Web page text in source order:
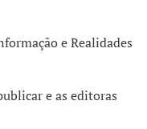
e Realidades
e as editoras